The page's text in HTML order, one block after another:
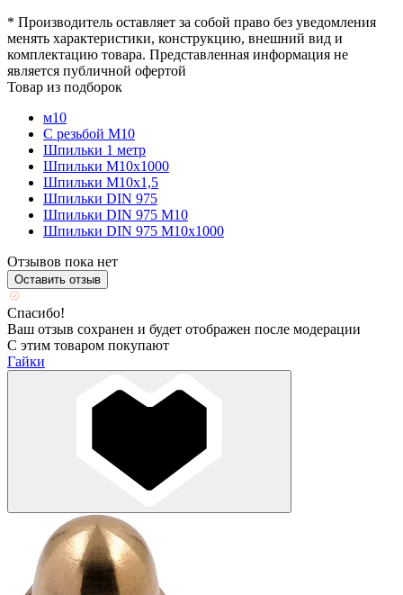
* Производитель оставляет за собой право без уведомления
менять характеристики, конструкцию, внешний вид и
комплектацию товара. Представленная информация не
является публичной офертой
Товар из подборок
м10
С резьбой М10
Шпильки 1 метр
Шпильки М10х1000
Шпильки М10х1,5
Шпильки DIN 975
Шпильки DIN 975 М10
Шпильки DIN 975 М10х1000
Отзывов пока нет
Оставить отзыв
Спасибо!
Ваш отзыв сохранен и будет отображен после модерации
С этим товаром покупают
Гайки